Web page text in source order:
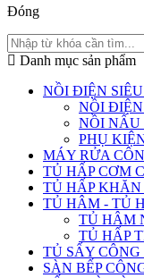
Đóng
Danh mục sản phẩm
NỒI ĐIỆN
NỒI ĐIỆN
NỒI NẤU
PHỤ
MÁY RỬA
TỦ HẤP CƠM
TỦ HẤP KHĂN
TỦ HÂM - TỦ
TỦ HÂM
TỦ HẤP
TỦ SẤY CÔNG
SÀN BẾP